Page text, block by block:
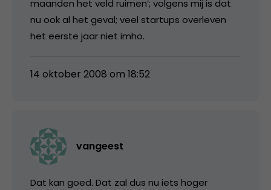
maanden het veld ruimen’; volgens mij is dat
nu ook al het geval; veel startups overleven
het eerste jaar niet imho.
14 oktober 2008 om 18:52
vangeest
Dat kan goed. Dat zal dus nu iets hoger